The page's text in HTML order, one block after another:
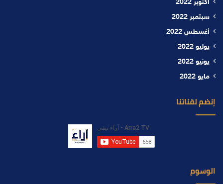
أكتوبر 2022
سبتمبر 2022
أغسطس 2022
يوليو 2022
يونيو 2022
مايو 2022
إنضم لقناتنا
الوسوم